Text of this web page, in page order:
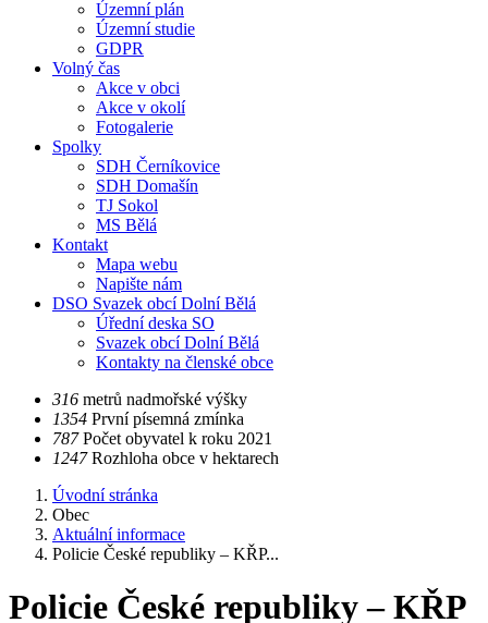
Územní plán
Územní studie
GDPR
Volný čas
Akce v obci
Akce v okolí
Fotogalerie
Spolky
SDH Černíkovice
SDH Domašín
TJ Sokol
MS Bělá
Kontakt
Mapa webu
Napište nám
DSO Svazek obcí Dolní Bělá
Úřední deska SO
Svazek obcí Dolní Bělá
Kontakty na členské obce
​​316 metrů nadmořské výšky
​​1354 První písemná zmínka
​​787 Počet obyvatel k roku 2021
​​1247 Rozhloha obce v hektarech
Úvodní stránka
Obec
Aktuální informace
Policie České republiky – KŘP...
Policie České republiky – KŘP